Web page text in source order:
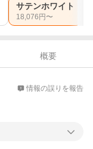
サテンホワイト
18,076 円〜
概要
情報の誤りを報告